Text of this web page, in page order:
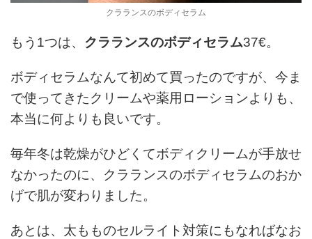
クラランスのボディセラム
もう1つは、 クラランスのボディセラム37€。
ボディセラムなんて初めて買ったのですが、今ま
で使ってきたクリームや薬用ローションよりも、
本当に何よりも良いです。
毎年冬は乾燥がひどくてボディクリームが手放せ
なかったのに、クラランスのボディセラムのおか
げで肌が変わりました。
あとは、太もものセルライト対策にもなればなお